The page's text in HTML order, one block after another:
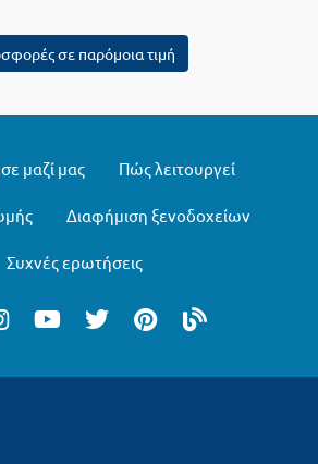
σε παρόμοια τιμή
μαζί μας Πώς λειτουργεί
Διαφήμιση ξενοδοχείων
Συχνές ερωτήσεις